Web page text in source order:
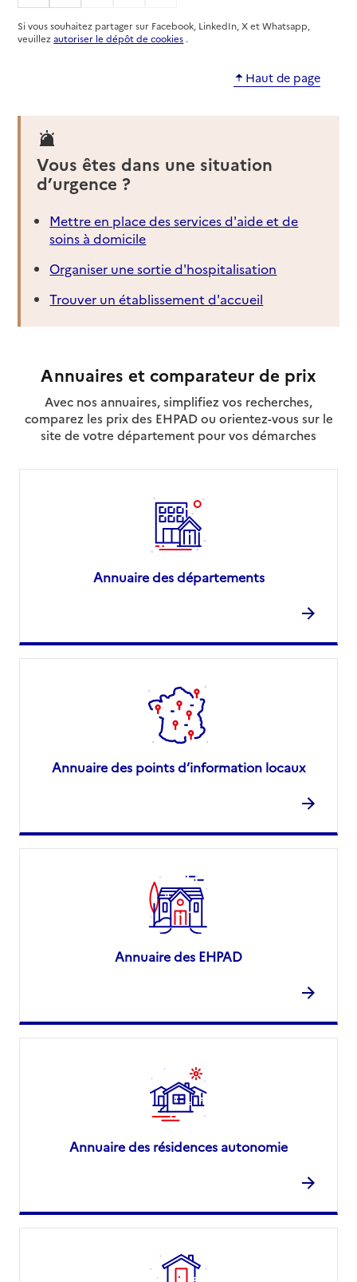
Si vous souhaitez partager sur Facebook, LinkedIn, X et Whatsapp,
veuillezautoriser le dépôt de cookies .
Haut de page
Vous êtes dans une situation
d’urgence ?
Mettre en place des services d'aide et de
soins à domicile
Organiser une sortie d'hospitalisation
Trouver un établissement d'accueil
Annuaires et comparateur de prix
Avec nos annuaires, simplifiez vos recherches,
comparez les prix des EHPAD ou orientez-vous sur le
site de votre département pour vos démarches
Annuaire des départements
Annuaire des points d’information locaux
Annuaire des EHPAD
Annuaire des résidences autonomie